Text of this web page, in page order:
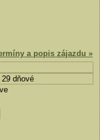
a popis zájazdu »
dňové